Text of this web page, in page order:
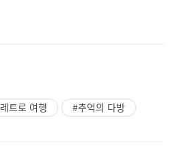
트로 여행 #추억의 다방